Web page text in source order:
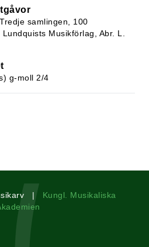
samlingen, 100
Musikförlag, Abr. L.
g-moll 2/4
| Kungl. Musikaliska